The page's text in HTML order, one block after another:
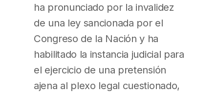
ha pronunciado por la invalidez
de una ley sancionada por el
Congreso de la Nación y ha
habilitado la instancia judicial para
el ejercicio de una pretensión
ajena al plexo legal cuestionado,